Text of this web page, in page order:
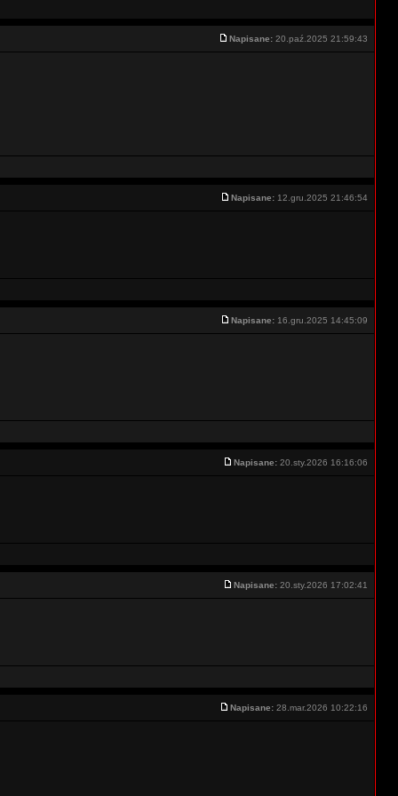
Napisane: 20.paź.2025 21:59:43
Napisane: 12.gru.2025 21:46:54
Napisane: 16.gru.2025 14:45:09
Napisane: 20.sty.2026 16:16:06
Napisane: 20.sty.2026 17:02:41
Napisane: 28.mar.2026 10:22:16